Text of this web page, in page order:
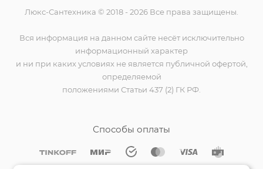
Трапы 39
Устройства смыва 1
Люкс-Сантехника © 2018 - 2026 Все права защищены.
Вся информация на данном сайте несёт исключительно
информационный характер
и ни при каких условиях не является публичной офертой,
определяемой
положениями Статьи 437 (2) ГК РФ.
Способы оплаты